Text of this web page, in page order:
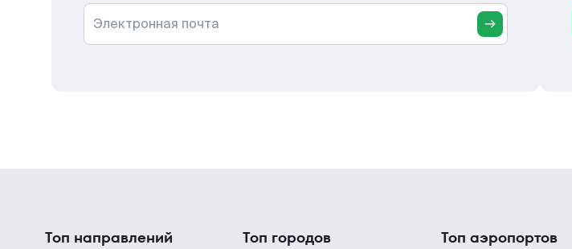
Электронная почта
Топ направлений Топ городов Топ аэропортов